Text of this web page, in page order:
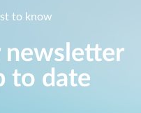
to know
newsletter
to date